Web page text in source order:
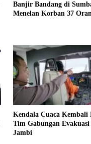
Banjir Bandang di
Menelan Korban 37
Kendala Cuaca Kembali
Tim Gabungan
Jambi